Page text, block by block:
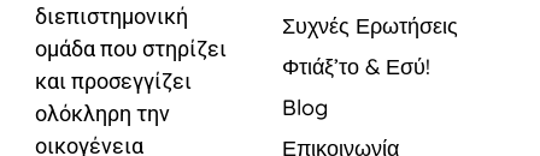
διεπιστημονική
ομάδα που στηρίζει
και προσεγγίζει
ολόκληρη την
οικογένεια
Συχνές Ερωτήσεις
Φτιάξ’το & Εσύ!
Blog
Επικοινωνία